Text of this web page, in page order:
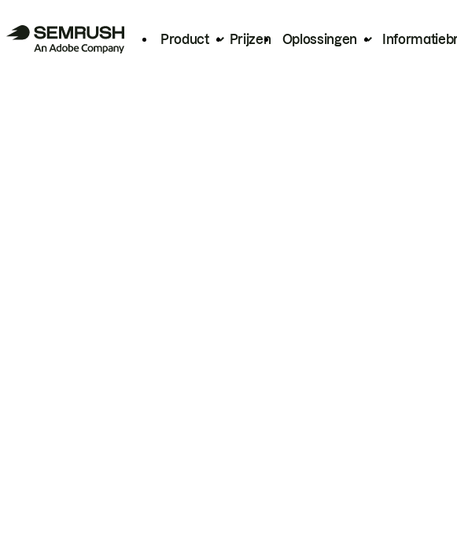
Product Prijzen Oplossingen